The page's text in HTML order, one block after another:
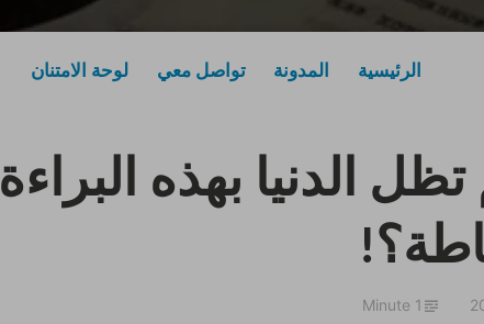
الرئيسية المدونة تواصل معي لوحة الامتنان
الدنيا بهذه البراءة
1 Minute